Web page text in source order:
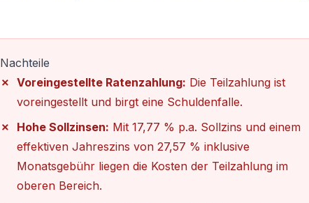
Nachteile
Voreingestellte Ratenzahlung: Die Teilzahlung ist
voreingestellt und birgt eine Schuldenfalle.
Hohe Sollzinsen: Mit 17,77 % p.a. Sollzins und einem
effektiven Jahreszins von 27,57 % inklusive
Monatsgebühr liegen die Kosten der Teilzahlung im
oberen Bereich.